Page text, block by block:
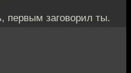
первым заговорил ты.